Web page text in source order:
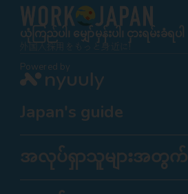
ယုံကြည်ပါ၊ မျှော်မှန်းပါ၊ ငှားရမ်းခံရပါ
外国人採用をもっと身近に!
Powered by
Japan's guide
အလုပ်ရှာသူများအတွက်